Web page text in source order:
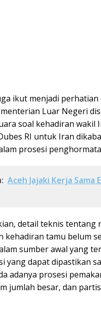
ikut menjadi perhatian
Luar Negeri
soal kehadiran wakil
RI untuk Iran
prosesi
Aceh Jajaki Kerja Sama
detail teknis tentang
kehadiran tamu belum
sumber awal yang
yang dapat dipastikan
adanya prosesi
jumlah besar, dan